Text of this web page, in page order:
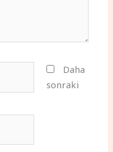
Daha
sonraki